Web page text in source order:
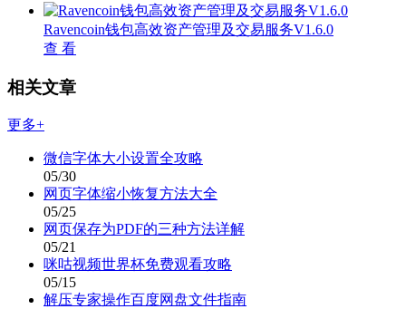
Ravencoin钱包高效资产管理及交易服务V1.6.0
查 看
相关文章
更多+
微信字体大小设置全攻略
05/30
网页字体缩小恢复方法大全
05/25
网页保存为PDF的三种方法详解
05/21
咪咕视频世界杯免费观看攻略
05/15
解压专家操作百度网盘文件指南